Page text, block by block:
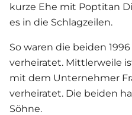
kurze Ehe mit Poptitan
es in die Schlagzeilen.
So waren die beiden
verheiratet. Mittlerweile
mit dem Unternehmer
verheiratet. Die beiden
Söhne.